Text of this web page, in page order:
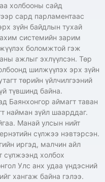
холбооны сайд
сард парламентаас
зүйн байдлын тухай
системийн зарим
боломжтой гэж
ажлыг эхлүүлсэн. Төр
шилжүүлэх эрх зүйн
төрийн үйлчилгээний
түвшинд байна.
Баянхонгор аймагт таван
найман зүйл шаарддаг.
Манай улсын нийт
сүлжээ нэвтэрсэн.
иргэд, малчин айл
сүлжээнд холбох
Улс анх удаа үндэсний
хангаж байна гэлээ.